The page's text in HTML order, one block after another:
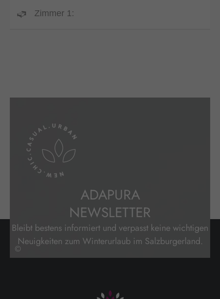
Zimmer 1:
ADAPURA
NEWSLETTER
Bleibt bestens informiert und verpasst keine wichtigen
Neuigkeiten zum Winterurlaub im Salzburgerland.
©